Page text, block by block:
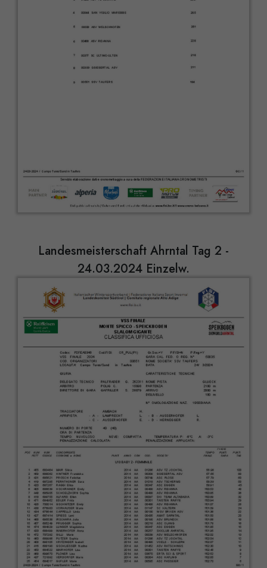
Landesmeisterschaft Ahrntal Tag 2 -
24.03.2024 Einzelw.